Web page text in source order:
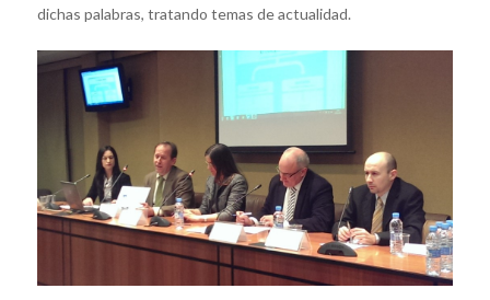
dichas palabras, tratando temas de actualidad.